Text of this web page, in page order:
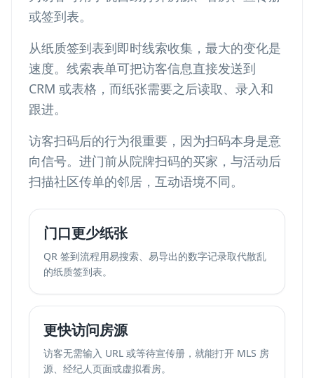
或签到表。
从纸质签到表到即时线索收集，最大的变化是
速度。线索表单可把访客信息直接发送到
CRM 或表格，而纸张需要之后读取、录入和
跟进。
访客扫码后的行为很重要，因为扫码本身是意
向信号。进门前从院牌扫码的买家，与活动后
扫描社区传单的邻居，互动语境不同。
门口更少纸张
QR 签到流程用易搜索、易导出的数字记录取代散乱
的纸质签到表。
更快访问房源
访客无需输入 URL 或等待宣传册，就能打开 MLS 房
源、经纪人页面或虚拟看房。